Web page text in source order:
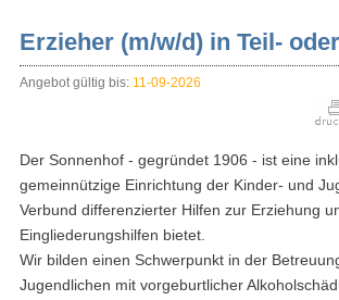
Erzieher (m/w/d) in Teil-
Angebot gültig bis: 11-09-2026
Der Sonnenhof - gegründet 1906 - ist eine
gemeinnützige Einrichtung der Kinder- und
Verbund differenzierter Hilfen zur Erziehung
Eingliederungshilfen bietet.
Wir bilden einen Schwerpunkt in der
Jugendlichen mit vorgeburtlicher